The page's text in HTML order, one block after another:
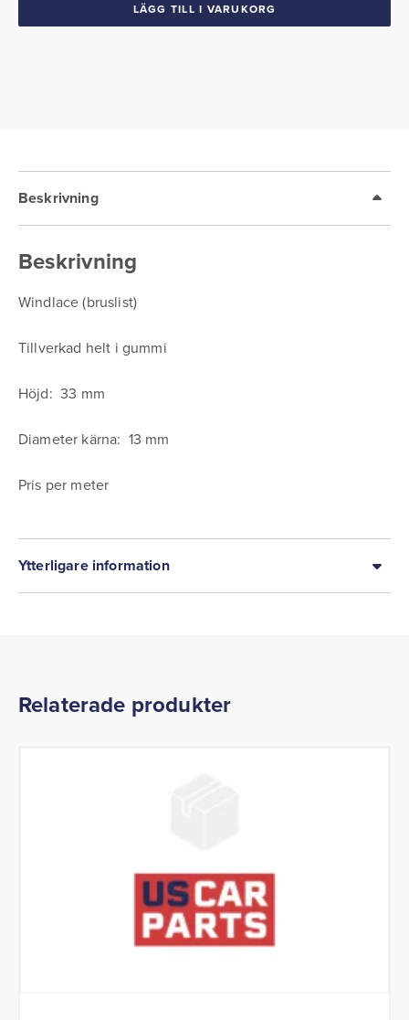
LÄGG TILL I VARUKORG
Beskrivning
Beskrivning
Windlace (bruslist)
Tillverkad helt i gummi
Höjd: 33 mm
Diameter kärna: 13 mm
Pris per meter
Ytterligare information
Relaterade produkter